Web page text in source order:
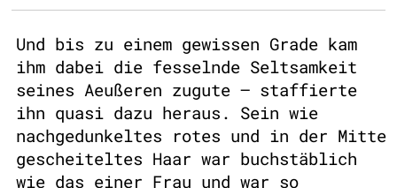
Und bis zu einem gewissen Grade kam
ihm dabei die fesselnde Seltsamkeit
seines Aeußeren zugute – staffierte
ihn quasi dazu heraus. Sein wie
nachgedunkeltes rotes und in der Mitte
gescheiteltes Haar war buchstäblich
wie das einer Frau und war so